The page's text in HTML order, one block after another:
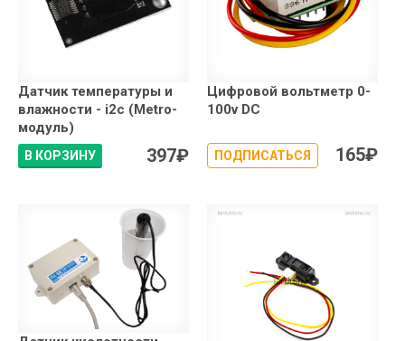
Датчик температуры и
влажности - i2c (Metro-
модуль)
В КОРЗИНУ 397₽
Цифровой вольтметр 0-
100v DC
ПОДПИСАТЬСЯ 165₽